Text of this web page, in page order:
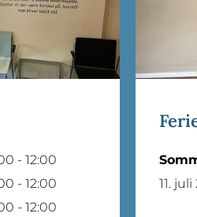
- 12:00
- 12:00
- 12:00
11.